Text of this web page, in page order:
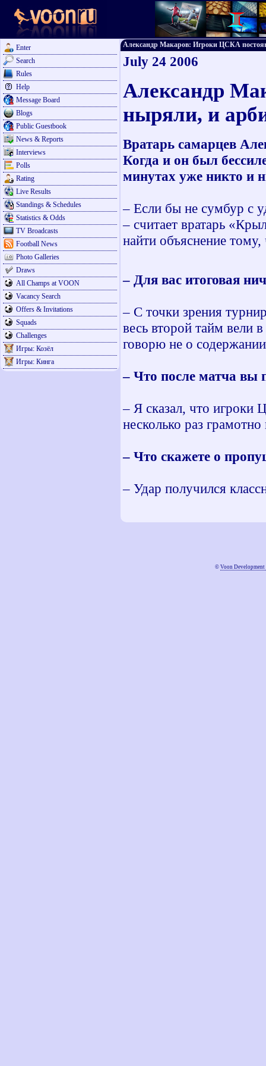
Enter
Search
Rules
Help
Message Board
Blogs
Public Guestbook
News & Reports
Interviews
Polls
Rating
Live Results
Standings & Schedules
Statistics & Odds
TV Broadcasts
Football News
Photo Galleries
Draws
All Champs at VOON
Vacancy Search
Offers & Invitations
Squads
Challenges
Игры: Козёл
Игры: Кинга
Александр Макаров: Игроки ЦСКА
July 24 2006
Александр
ныряли, и
Вратарь самарцев
Когда и он был
минутах уже никто и
– Если бы не сумбур с
– считает вратарь
найти объяснение
– Для вас итоговая
– С точки зрения
весь второй тайм вели
говорю не о
– Что после матча вы
– Я сказал, что
несколько раз
– Что скажете о
– Удар получился
© Voon Development